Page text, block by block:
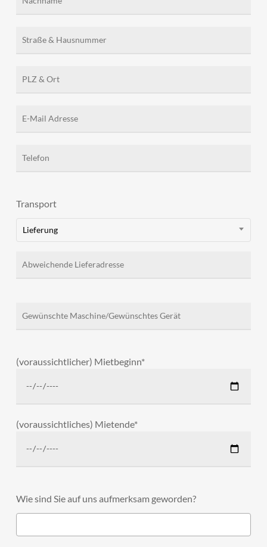
Transport
Lieferung
(voraussichtlicher) Mietbeginn*
(voraussichtliches) Mietende*
Wie sind Sie auf uns aufmerksam geworden?